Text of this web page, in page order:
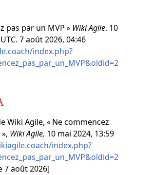
pas par un MVP » Wiki Agile. 10
7 août 2026, 04:46
index.php?
Wiki Agile, « Ne commencez
Wiki Agile, 10 mai 2024, 13:59
index.php?
7 août 2026]